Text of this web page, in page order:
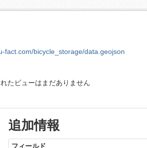
fact.com/bicycle_storage/data.geojson
たビューはまだありません
追加情報
フィールド